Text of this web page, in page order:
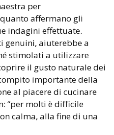
per
affermano gli
indagini effettuate.
genuini, aiuterebbe a
stimolati a utilizzare
il gusto naturale dei
importante della
al piacere di cucinare
“per molti è difficile
calma, alla fine di una